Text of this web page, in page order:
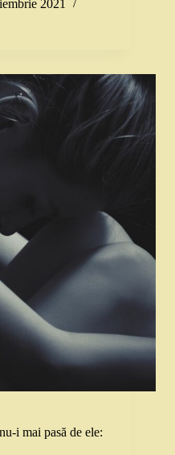
2021
i mai pasă de ele: